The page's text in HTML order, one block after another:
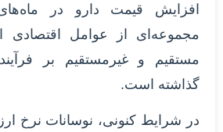
افزایش قیمت دارو در
مجموعه‌ای از عوامل
مستقیم و غیرمستقیم بر فرآیند
گذاشته است.
در شرایط کنونی، نوسانات نرخ